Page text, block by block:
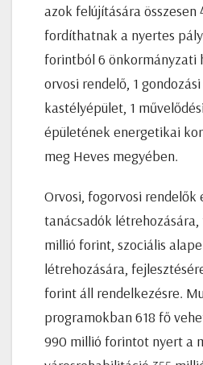
azok felújítására
fordíthatnak a nyertes
forintból 6 önkormányzati
orvosi rendelő, 1
kastélyépület, 1
épületének energetikai
meg Heves megyében.
Orvosi, fogorvosi rendelők
tanácsadók
millió forint, szociális
létrehozására,
forint áll rendelkezésre.
programokban 618 fő
990 millió forintot nyert a